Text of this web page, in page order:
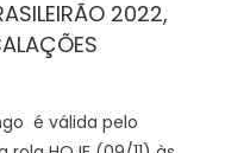
2022,
é válida pelo